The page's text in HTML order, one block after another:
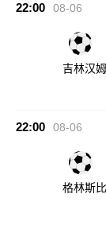
22:00 08-06
吉林汉姆
22:00 08-06
格林斯比